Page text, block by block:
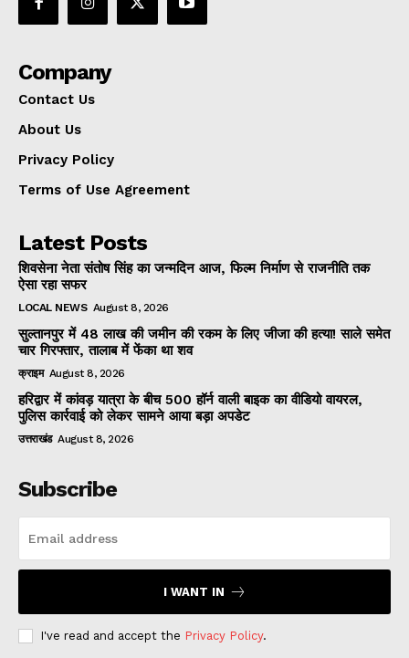
Company
Contact Us
About Us
Privacy Policy
Terms of Use Agreement
Latest Posts
शिवसेना नेता संतोष सिंह का जन्मदिन आज, फिल्म निर्माण से राजनीति तक
ऐसा रहा सफर
LOCAL NEWS August 8, 2026
सुल्तानपुर में 48 लाख की जमीन की रकम के लिए जीजा की हत्या! साले समेत
चार गिरफ्तार, तालाब में फेंका था शव
क्राइम August 8, 2026
हरिद्वार में कांवड़ यात्रा के बीच 500 हॉर्न वाली बाइक का वीडियो वायरल,
पुलिस कार्रवाई को लेकर सामने आया बड़ा अपडेट
उत्तराखंड August 8, 2026
Subscribe
I WANT IN
I've read and accept the Privacy Policy.